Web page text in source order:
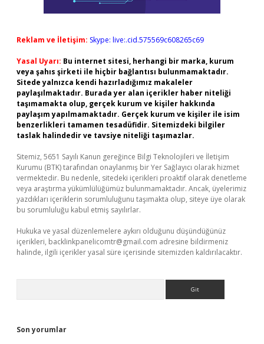
Reklam ve İletişim: Skype: live:.cid.575569c608265c69
Yasal Uyarı: Bu internet sitesi, herhangi bir marka, kurum
veya şahıs şirketi ile hiçbir bağlantısı bulunmamaktadır.
Sitede yalnızca kendi hazırladığımız makaleler
paylaşılmaktadır. Burada yer alan içerikler haber niteliği
taşımamakta olup, gerçek kurum ve kişiler hakkında
paylaşım yapılmamaktadır. Gerçek kurum ve kişiler ile isim
benzerlikleri tamamen tesadüfidir. Sitemizdeki bilgiler
taslak halindedir ve tavsiye niteliği taşımazlar.
Sitemiz, 5651 Sayılı Kanun gereğince Bilgi Teknolojileri ve İletişim
Kurumu (BTK) tarafından onaylanmış bir Yer Sağlayıcı olarak hizmet
vermektedir. Bu nedenle, sitedeki içerikleri proaktif olarak denetleme
veya araştırma yükümlülüğümüz bulunmamaktadır. Ancak, üyelerimiz
yazdıkları içeriklerin sorumluluğunu taşımakta olup, siteye üye olarak
bu sorumluluğu kabul etmiş sayılırlar.
Hukuka ve yasal düzenlemelere aykırı olduğunu düşündüğünüz
içerikleri, backlinkpanelicomtr@gmail.com adresine bildirmeniz
halinde, ilgili içerikler yasal süre içerisinde sitemizden kaldırılacaktır.
Son yorumlar